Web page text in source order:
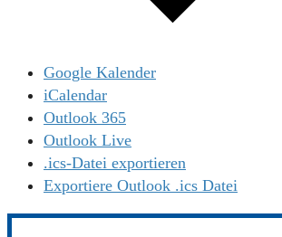
Google Kalender
iCalendar
Outlook 365
Outlook Live
.ics-Datei exportieren
Exportiere Outlook .ics Datei